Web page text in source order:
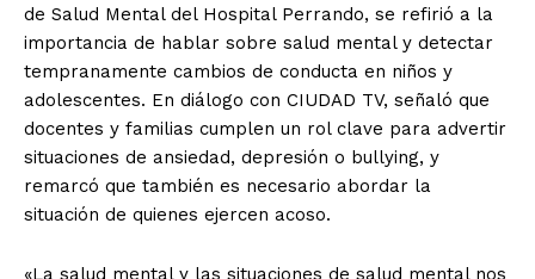
de Salud Mental del Hospital Perrando, se refirió a la
importancia de hablar sobre salud mental y detectar
tempranamente cambios de conducta en niños y
adolescentes. En diálogo con CIUDAD TV, señaló que
docentes y familias cumplen un rol clave para advertir
situaciones de ansiedad, depresión o bullying, y
remarcó que también es necesario abordar la
situación de quienes ejercen acoso.
«La salud mental y las situaciones de salud mental nos